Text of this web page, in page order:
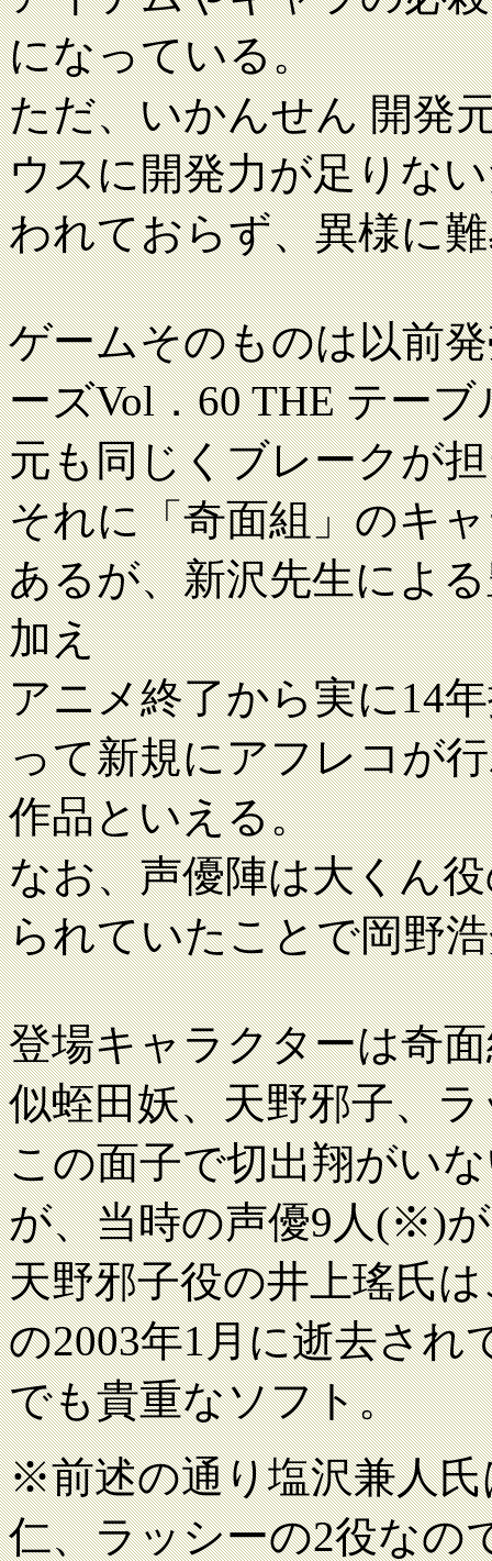
になっている。
ただ、いかんせん 開発
ウスに開発力が足りな
われておらず、異様に
ゲームそのものは以前
ーズVol．60 THE テー
元も同じくブレークが
それに「奇面組」のキ
あるが、新沢先生によ
加え
アニメ終了から実に14
って新規にアフレコが
作品といえる。
なお、声優陣は大くん
られていたことで岡野
登場キャラクターは奇
似蛭田妖、天野邪子、
この面子で切出翔がい
が、当時の声優9人(※)
天野邪子役の井上瑤氏
の2003年1月に逝去さ
でも貴重なソフト。
※前述の通り塩沢兼人氏
仁、ラッシーの2役なの